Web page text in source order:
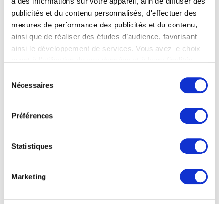
publicités et du contenu personnalisés, d'effectuer des
mesures de performance des publicités et du contenu,
ainsi que de réaliser des études d’audience, favorisant
ainsi le développement de services. Vous avez le choix
tout moment en consultant la Déclaration relative aux
cookies ou en cliquant sur l'icône de confidentialité.
Si vous le permettez, nous aimerions également :
géographique qui peuvent être précises à plusieurs
mètres près
pour en relever les caractéristiques spécifiques
(empreintes digitales).
Nécessaires
Préférences
Statistiques
Marketing